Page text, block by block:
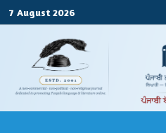
7 August 2026